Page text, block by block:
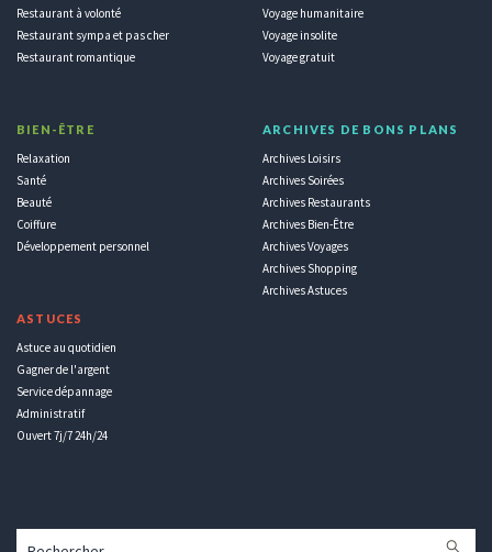
Restaurant à volonté
Restaurant sympa et pas cher
Restaurant romantique
BIEN-ÊTRE
Relaxation
Santé
Beauté
Coiffure
Développement personnel
ASTUCES
Astuce au quotidien
Gagner de l'argent
Service dépannage
Administratif
Ouvert 7j/7 24h/24
Voyage humanitaire
Voyage insolite
Voyage gratuit
ARCHIVES DE BONS PLANS
Archives Loisirs
Archives Soirées
Archives Restaurants
Archives Bien-Être
Archives Voyages
Archives Shopping
Archives Astuces